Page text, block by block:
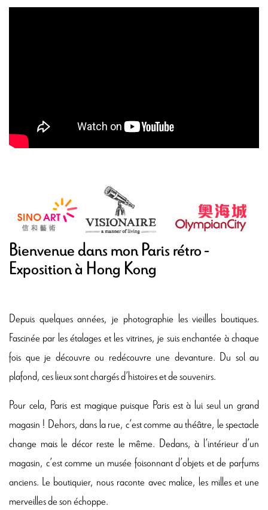
Bienvenue dans mon Paris rétro -
Exposition à Hong Kong
Depuis quelques années, je photographie les vieilles boutiques.
Fascinée par les étalages et les vitrines, je suis enchantée à chaque
fois que je découvre ou redécouvre une devanture. Du sol au
plafond, ces lieux sont chargés d’histoires et de souvenirs.
Pour cela, Paris est magique puisque Paris est à lui seul un grand
magasin ! Dehors, dans la rue, c’est comme au théâtre, le spectacle
change mais le décor reste le même. Dedans, à l’intérieur d’un
magasin, c’est comme un musée foisonnant d’objets et de parfums
anciens. Le boutiquier, nous raconte avec malice, les milles et une
merveilles de son échoppe.